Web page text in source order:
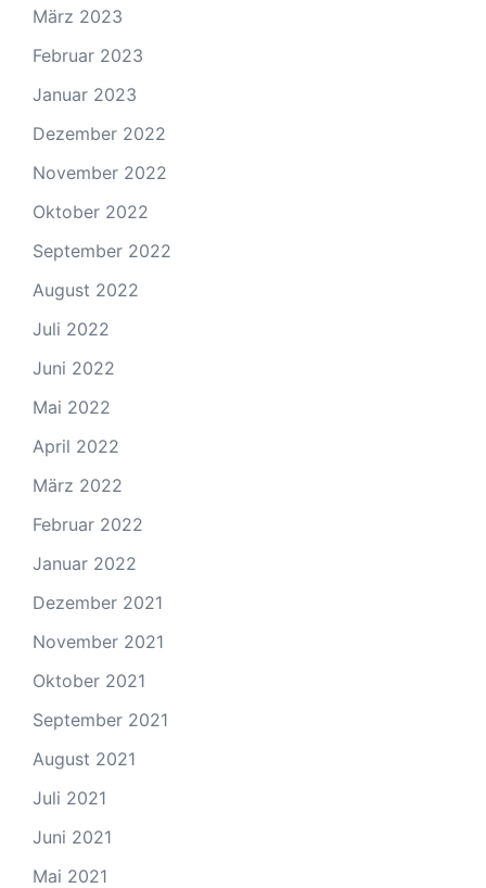
März 2023
Februar 2023
Januar 2023
Dezember 2022
November 2022
Oktober 2022
September 2022
August 2022
Juli 2022
Juni 2022
Mai 2022
April 2022
März 2022
Februar 2022
Januar 2022
Dezember 2021
November 2021
Oktober 2021
September 2021
August 2021
Juli 2021
Juni 2021
Mai 2021